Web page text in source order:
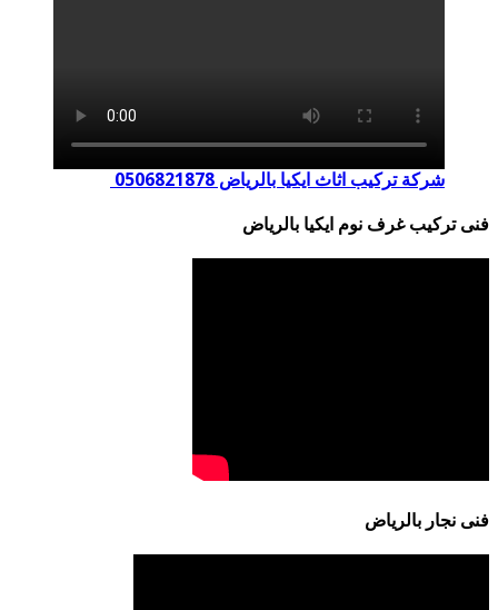
شركة تركيب اثاث ايكيا بالرياض 0506821878
فنى تركيب غرف نوم ايكيا بالرياض
فنى نجار بالرياض